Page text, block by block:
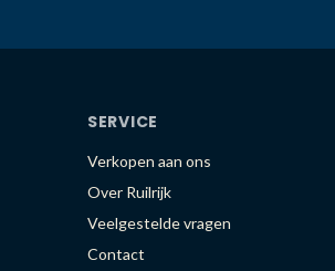
SERVICE
Verkopen aan ons
Over Ruilrijk
Veelgestelde vragen
Contact